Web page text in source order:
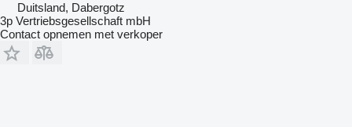
Duitsland, Dabergotz
3p Vertriebsgesellschaft mbH
Contact opnemen met verkoper